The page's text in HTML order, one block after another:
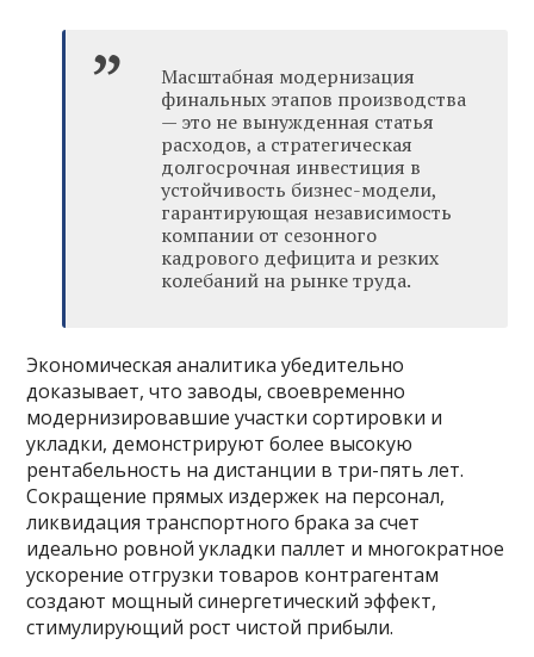
Масштабная модернизация
финальных этапов производства
— это не вынужденная статья
расходов, а стратегическая
долгосрочная инвестиция в
устойчивость бизнес-модели,
гарантирующая независимость
компании от сезонного
кадрового дефицита и резких
колебаний на рынке труда.
Экономическая аналитика убедительно
доказывает, что заводы, своевременно
модернизировавшие участки сортировки и
укладки, демонстрируют более высокую
рентабельность на дистанции в три-пять лет.
Сокращение прямых издержек на персонал,
ликвидация транспортного брака за счет
идеально ровной укладки паллет и многократное
ускорение отгрузки товаров контрагентам
создают мощный синергетический эффект,
стимулирующий рост чистой прибыли.